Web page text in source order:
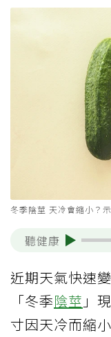
冬季陰莖 天冷會縮小？
聽健康
近期天氣快速
「冬季陰莖 」
寸因天冷而縮